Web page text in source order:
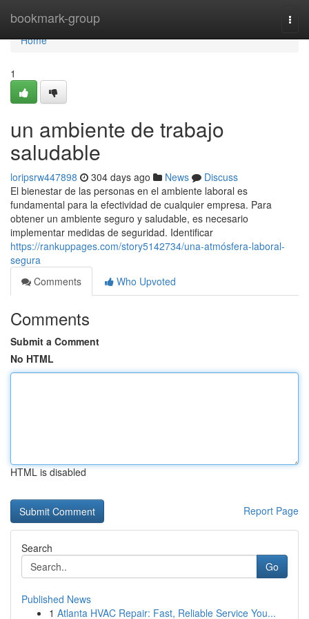
bookmark-group
Home
Home
1
un ambiente de trabajo
saludable
loripsrw447898 304 days ago News
Discuss
El bienestar de las personas en el ambiente laboral es
fundamental para la efectividad de cualquier empresa. Para
obtener un ambiente seguro y saludable, es necesario
implementar medidas de seguridad. Identificar
https://rankuppages.com/story5142734/una-atmósfera-laboral-
segura
Comments
Who Upvoted
Comments
Submit a Comment
No HTML
HTML is disabled
Report Page
Search
Go
Published News
1 Atlanta HVAC Repair: Fast, Reliable Service You...